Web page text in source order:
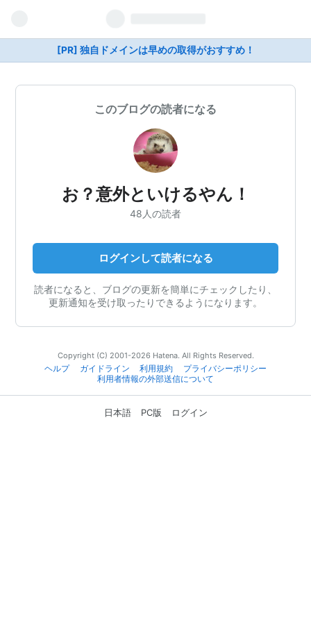
[PR] 独自ドメインは早めの取得がおすすめ！
このブログの読者になる
お？意外といけるやん！
48人の読者
ログインして読者になる
読者になると、ブログの更新を簡単にチェックしたり、
更新通知を受け取ったりできるようになります。
Copyright (C) 2001-2026 Hatena. All Rights Reserved.
ヘルプ
ガイドライン 利用規約
プライバシーポリシー
利用者情報の外部送信について
日本語 PC版 ログイン